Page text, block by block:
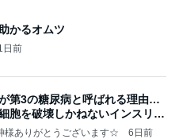
かるオムツ
日前
第3の糖尿病と呼ばれる理由…
胞を破壊しかねないインスリン
ありがとうございます☆ 6日前